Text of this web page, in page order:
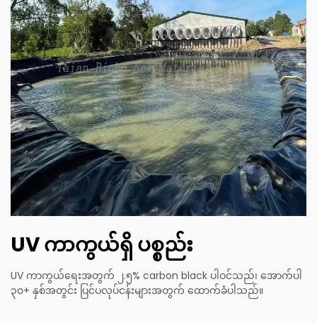
UV ကာကွယ်ရှိ ပစ္စည်း
UV ကာကွယ်ရေးအတွက် ၂.၅% carbon black ပါဝင်သည်၊ အောက်ပါ
၃၀+ နှစ်အတွင်း ပြင်ပလုပ်ငန်းများအတွက် ထောက်ခံပါသည်။